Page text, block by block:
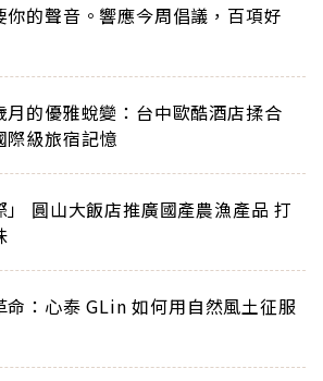
你的聲音。響應今周倡議，百項好
月的優雅蛻變：台中歐酷酒店揉合
際級旅宿記憶
」 圓山大飯店推廣國產農漁產品 打
命：心泰 GLin 如何用自然風土征服